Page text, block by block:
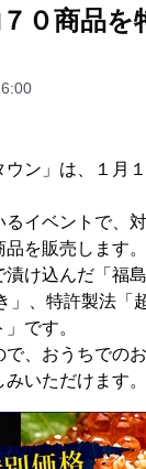
０商品を
ン」は、１月
イベントで、
を販売します。
け込んだ「福
、特許製法「
です。
、おうちでの
いただけます。